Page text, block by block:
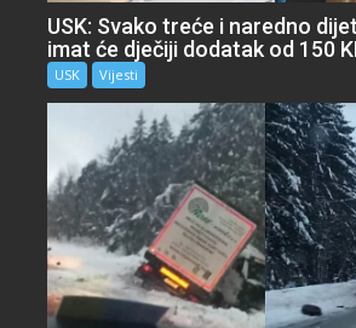
USK: Svako treće i naredno
imat će dječiji dodatak od 150
USK Vijesti